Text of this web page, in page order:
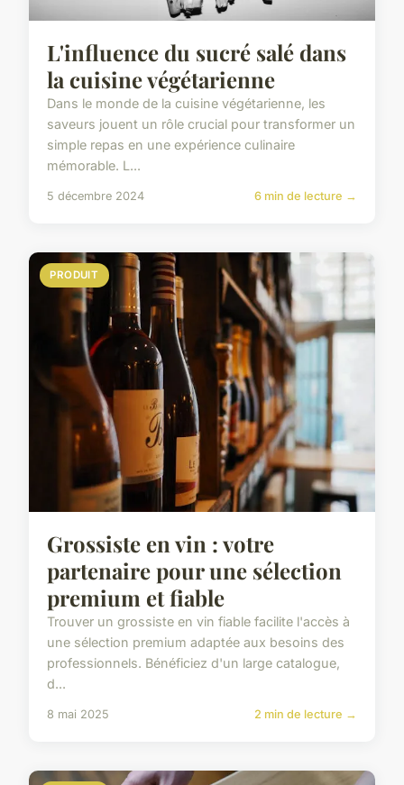
L'influence du sucré salé dans
la cuisine végétarienne
Dans le monde de la cuisine végétarienne, les
saveurs jouent un rôle crucial pour transformer un
simple repas en une expérience culinaire
mémorable. L...
5 décembre 2024 6 min de lecture →
PRODUIT
Grossiste en vin : votre
partenaire pour une sélection
premium et fiable
Trouver un grossiste en vin fiable facilite l'accès à
une sélection premium adaptée aux besoins des
professionnels. Bénéficiez d'un large catalogue,
d...
8 mai 2025 2 min de lecture →